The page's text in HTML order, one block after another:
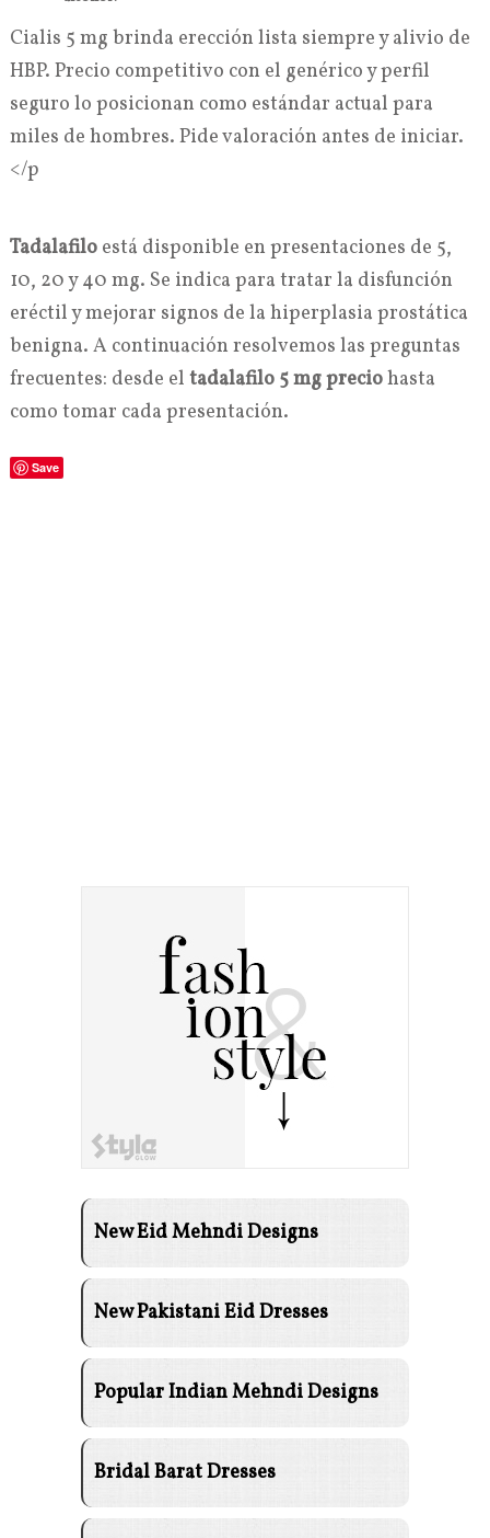
Cialis 5 mg brinda erección lista siempre y alivio de
HBP. Precio competitivo con el genérico y perfil
seguro lo posicionan como estándar actual para
miles de hombres. Pide valoración antes de iniciar.
</p
Tadalafiloestá disponible en presentaciones de 5,
10, 20 y 40 mg. Se indica para tratar la disfunción
eréctil y mejorar signos de la hiperplasia prostática
benigna. A continuación resolvemos las preguntas
frecuentes: desde el tadalafilo 5 mg preciohasta
como tomar cada presentación.
Save
New Eid Mehndi Designs
New Pakistani Eid Dresses
Popular Indian Mehndi Designs
Bridal Barat Dresses